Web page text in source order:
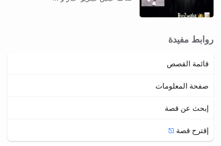
روابط مفيدة
قائمة القصص
صفحة المعلومات
إبحث عن قصة
إقترح قصة